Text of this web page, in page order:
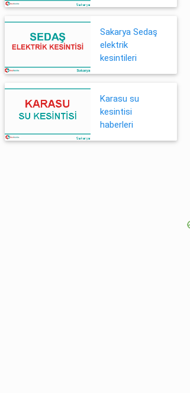
Sakarya Sedaş
elektrik
kesintileri
Karasu su
kesintisi
haberleri